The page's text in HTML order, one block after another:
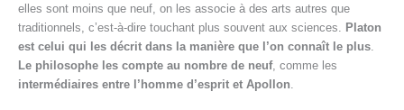
elles sont moins que neuf, on les associe à des arts autres que
traditionnels, c’est-à-dire touchant plus souvent aux sciences.
Platon
est celui qui les décrit dans la manière que l’on connaît le plus
Le philosophe les compte au nombre de neuf, comme les
intermédiaires entre l’homme d’esprit et Apollon